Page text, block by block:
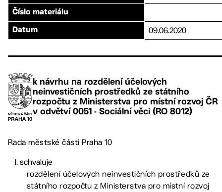
Číslo materiálu
Datum 09.06.2020
k návrhu na rozdělení účelových
neinvestičních prostředků ze státního
rozpočtu z Ministerstva pro místní rozvoj ČR
v odvětví 0051 - Sociální věci (RO 8012)
Rada městské části Praha 10
schvaluje
rozdělení účelových neinvestičních prostředků ze
státního rozpočtu z Ministerstva pro místní rozvoj